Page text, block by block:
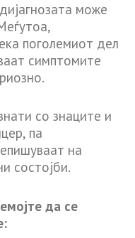
може
поголемиот дел
симптомите
со знаците и
па
на
состојби.
да се